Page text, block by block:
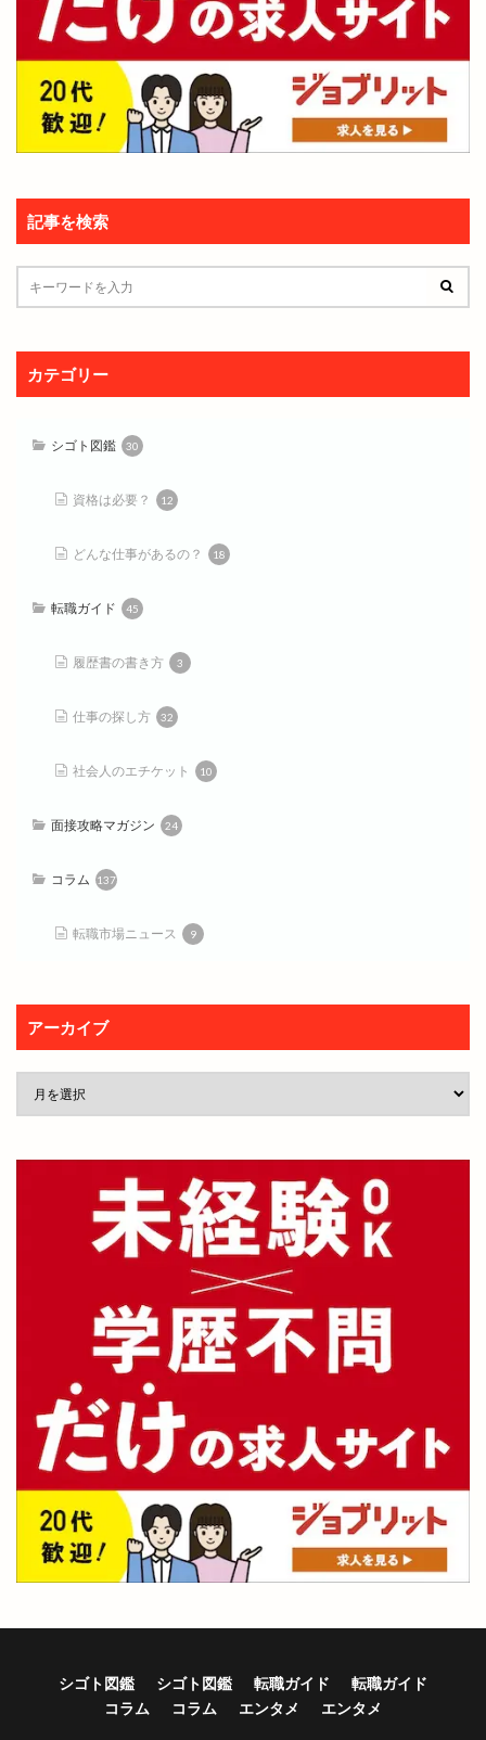
記事を検索
カテゴリー
シゴト図鑑 30
資格は必要？ 12
どんな仕事があるの？ 18
転職ガイド 45
履歴書の書き方 3
仕事の探し方 32
社会人のエチケット 10
面接攻略マガジン 24
コラム 137
転職市場ニュース 9
アーカイブ
シゴト図鑑 シゴト図鑑 転職ガイド
転職ガイド
コラム
コラム エンタメ エンタメ